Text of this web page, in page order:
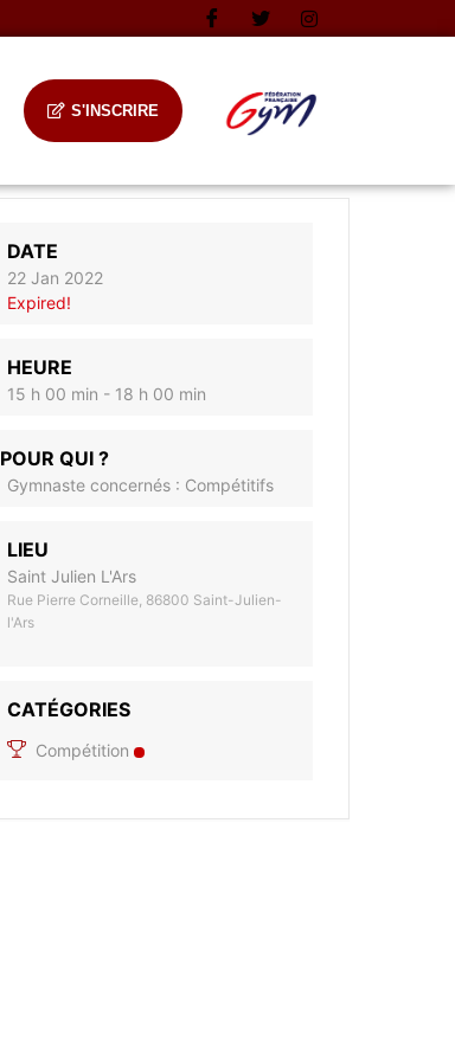
S'INSCRIRE
DATE
22 Jan 2022
Expired!
HEURE
15 h 00 min - 18 h 00 min
POUR QUI ?
Gymnaste concernés : Compétitifs
LIEU
Saint Julien L'Ars
Rue Pierre Corneille, 86800 Saint-Julien-
l'Ars
CATÉGORIES
Compétition